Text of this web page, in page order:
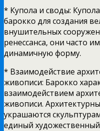
* Купола и своды:
барокко для создания
внушительных
ренессанса, они часто
динамичную форму.
* Взаимодействие
живописи: Барокко
взаимодействием
живописи.
украшаются
единый